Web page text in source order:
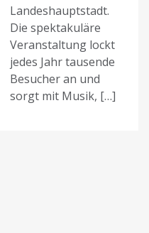
Landeshauptstadt.
Die spektakuläre
Veranstaltung lockt
jedes Jahr tausende
Besucher an und
sorgt mit Musik, […]